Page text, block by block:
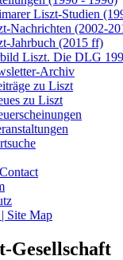
Liszt-Studien
Nachrichten (2002-
Jahrbuch (2015 ff)
Liszt. Die DLG
Archiv
zu Liszt
zu Liszt
Site Map
Gesellschaft